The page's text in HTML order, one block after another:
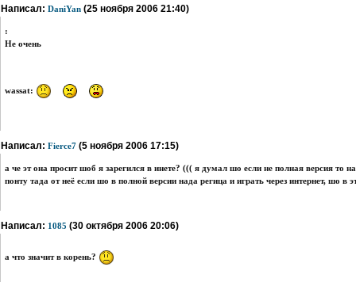
Написал: DaniYan (25 ноября 2006 21:40)
:
Не очень
wassat:
Написал: Fierce7 (5 ноября 2006 17:15)
а че эт она просит шоб я зарегился в инете? ((( я думал шо если не полная версия то
понту тада от неё если шо в полной версии нада регица и играть через интернет, шо в
Написал: 1085 (30 октября 2006 20:06)
а что значит в корень?